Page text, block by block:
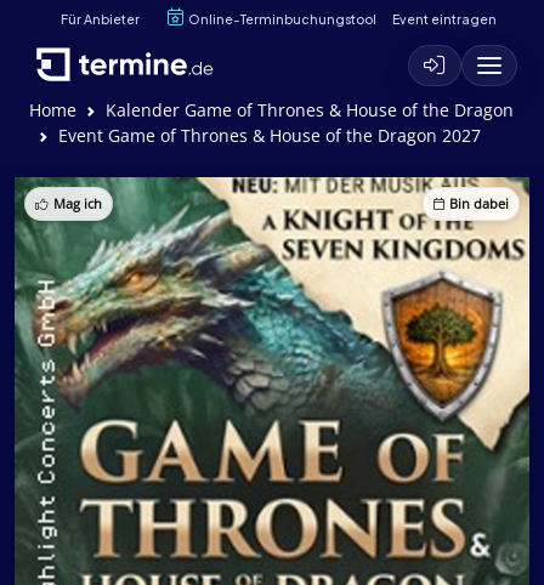
Für Anbieter Online-Terminbuchungstool Event eintragen
Home
Kalender Game of Thrones & House of the Dragon
Event Game of Thrones & House of the Dragon 2027
Mag ich Bin dabei